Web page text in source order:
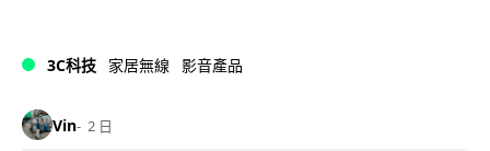
3C科技 家居無線 影音產品
Vin 2 日